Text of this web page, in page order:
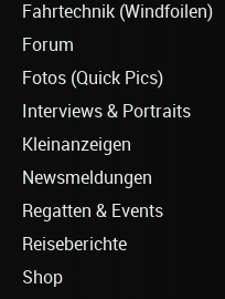
Fahrtechnik (Windfoilen)
Forum
Fotos (Quick Pics)
Interviews & Portraits
Kleinanzeigen
Newsmeldungen
Regatten & Events
Reiseberichte
Shop